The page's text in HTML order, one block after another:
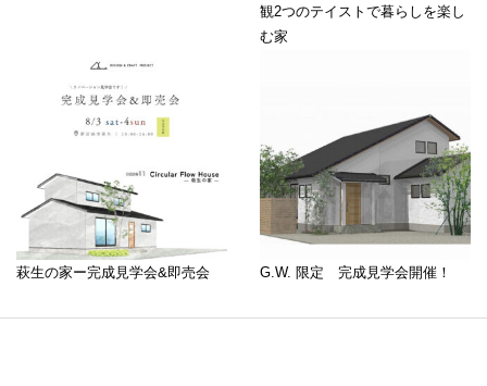
観2つのテイストで暮らしを楽し
む家
萩生の家ー完成見学会&即売会 G.W. 限定 完成見学会開催！